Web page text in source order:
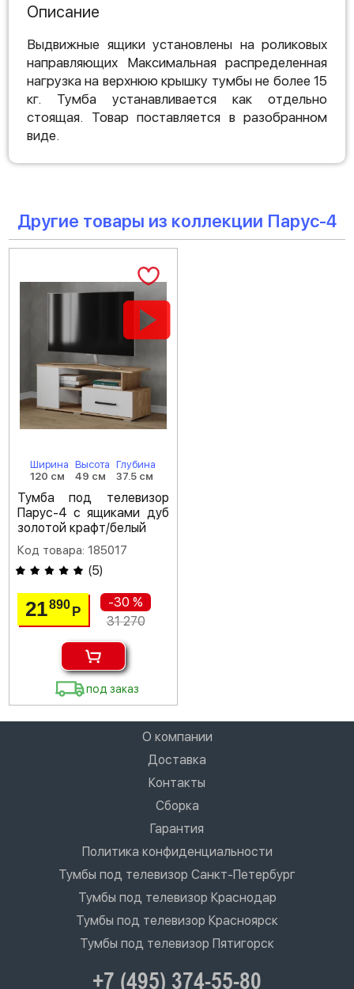
Описание
Выдвижные ящики установлены на роликовых
направляющих Максимальная распределенная
нагрузка на верхнюю крышку тумбы не более 15
кг. Тумба устанавливается как отдельно
стоящая. Товар поставляется в разобранном
виде.
Другие товары из коллекции Парус-4
Ширина
120 см
Высота
49 см
Глубина
37.5 см
Тумба под телевизор
Парус-4 с ящиками дуб
золотой крафт/белый
Код товара: 185017
(5)
21890Р
-30 %
31 270
под заказ
О компании
Доставка
Контакты
Сборка
Гарантия
Политика конфиденциальности
Тумбы под телевизор Санкт-Петербург
Тумбы под телевизор Краснодар
Тумбы под телевизор Красноярск
Тумбы под телевизор Пятигорск
+7 (495) 374-55-80